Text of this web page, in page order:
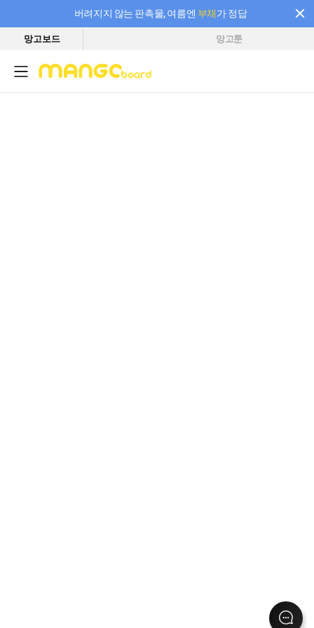
버려지지 않는 판촉물, 여름엔 부채가 정답
필요한 만큼 충전하고 끊김 없이 작업하세요! 새로워진 AI 부스터 요금제
망고보드 망고툰